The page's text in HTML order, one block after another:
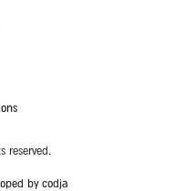
reserved.
by codja